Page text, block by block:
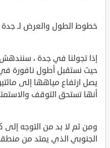
خطوط الطول والعرض لـ جدة
إذا تجولنا في جدة ،
حيث نستقبل أطول نافورة
يصل ارتفاع مياهها إلى
أنها تستحق التوقف
ومن ثم لا بد من التوجه
الجنوبي الذي يمتد من